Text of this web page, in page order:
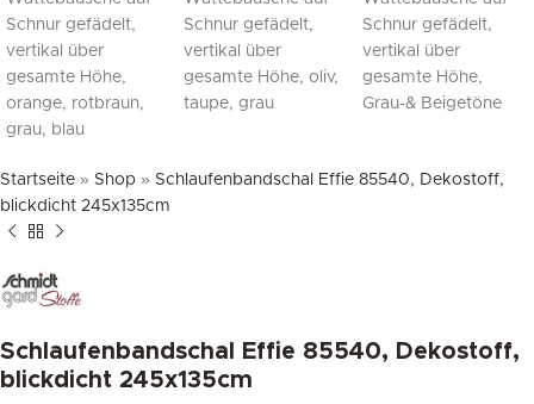
Startseite » Shop » Schlaufenbandschal Effie 85540, Dekostoff,
blickdicht 245x135cm
Schlaufenbandschal Effie 85540, Dekostoff,
blickdicht 245x135cm